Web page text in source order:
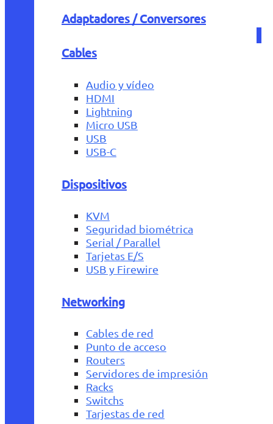
Adaptadores / Conversores
Cables
Audio y vídeo
HDMI
Lightning
Micro USB
USB
USB-C
Dispositivos
KVM
Seguridad biométrica
Serial / Parallel
Tarjetas E/S
USB y Firewire
Networking
Cables de red
Punto de acceso
Routers
Servidores de impresión
Racks
Switchs
Tarjestas de red